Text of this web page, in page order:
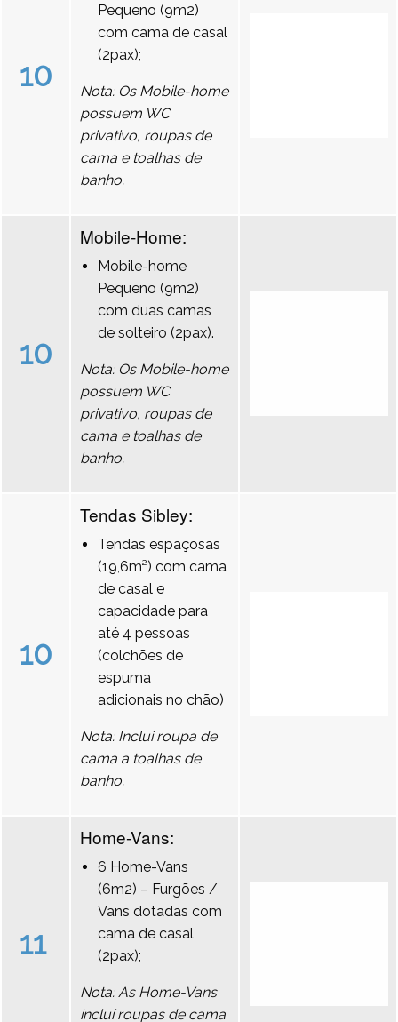
10
Pequeno (9m2)
com cama de casal
(2pax);
Nota: Os Mobile-home
possuem WC
privativo, roupas de
cama e toalhas de
banho.
10
Mobile-Home:
Mobile-home
Pequeno (9m2)
com duas camas
de solteiro (2pax).
Nota: Os Mobile-home
possuem WC
privativo, roupas de
cama e toalhas de
banho.
10
Tendas Sibley:
Tendas espaçosas
(19,6m²) com cama
de casal e
capacidade para
até 4 pessoas
(colchões de
espuma
adicionais no chão)
Nota: Inclui roupa de
cama a toalhas de
banho.
11
Home-Vans:
6 Home-Vans
(6m2) – Furgões /
Vans dotadas com
cama de casal
(2pax);
Nota: As Home-Vans
incluí roupas de cama